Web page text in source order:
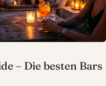
– Die besten Bars